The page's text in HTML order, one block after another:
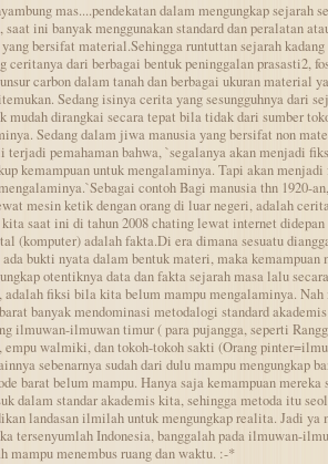
mas....pendekatan dalam mengungkap sejarah
saat ini banyak menggunakan standard dan peralatan
bersifat material.Sehingga runtuttan sejarah kadang
ceritanya dari berbagai bentuk peninggalan prasasti2,
carbon dalam tanah dan berbagai ukuran material
Sedang isinya cerita yang sesungguhnya dari
mudah dirangkai secara tepat bila tidak dari sumber
Sedang dalam jiwa manusia yang bersifat non
terjadi pemahaman bahwa, `segalanya akan menjadi
kemampuan untuk mengalaminya. Tapi akan
contoh Bagi manusia thn 1920-
mesin ketik dengan orang di luar negeri, adalah
saat ini di tahun 2008 chating lewat internet didepan
(komputer) adalah fakta.Di era dimana sesuatu
bukti nyata dalam bentuk materi, maka kemampuan
otentiknya data dan fakta sejarah masa lalu secara
fiksi bila kita belum mampu mengalaminya.
banyak mendominasi metodalogi standard akademis
ilmuwan-ilmuwan timur ( para pujangga, seperti
empu walmiki, dan tokoh-tokoh sakti (Orang
sebenarnya sudah dari dulu mampu mengungkap
barat belum mampu. Hanya saja kemampuan mereka
dalam standar akademis kita, sehingga metoda itu
landasan ilmilah untuk mengungkap realita. Jadi ya
tersenyumlah Indonesia, banggalah pada ilmuwan-
mampu menembus ruang dan waktu. :-*